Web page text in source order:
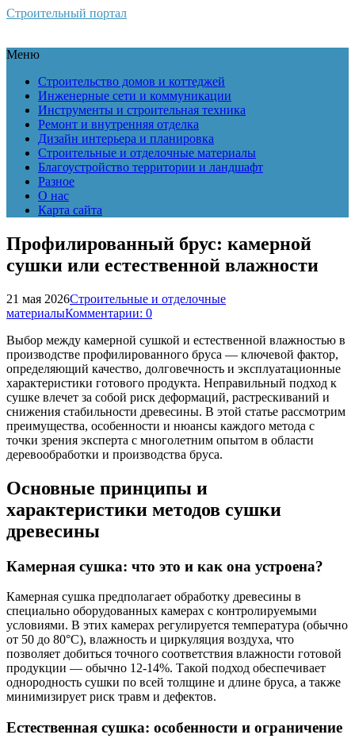
Строительный портал
Меню
Строительство домов и коттеджей
Инженерные сети и коммуникации
Инструменты и строительная техника
Ремонт и внутренняя отделка
Дизайн интерьера и планировка
Строительные и отделочные материалы
Благоустройство территории и ландшафт
Разное
О нас
Карта сайта
Профилированный брус: камерной
сушки или естественной влажности
21 мая 2026Строительные и отделочные
материалыКомментарии: 0
Выбор между камерной сушкой и естественной влажностью в
производстве профилированного бруса — ключевой фактор,
определяющий качество, долговечность и эксплуатационные
характеристики готового продукта. Неправильный подход к
сушке влечет за собой риск деформаций, растрескиваний и
снижения стабильности древесины. В этой статье рассмотрим
преимущества, особенности и нюансы каждого метода с
точки зрения эксперта с многолетним опытом в области
деревообработки и производства бруса.
Основные принципы и
характеристики методов сушки
древесины
Камерная сушка: что это и как она устроена?
Камерная сушка предполагает обработку древесины в
специально оборудованных камерах с контролируемыми
условиями. В этих камерах регулируется температура (обычно
от 50 до 80°C), влажность и циркуляция воздуха, что
позволяет добиться точного соответствия влажности готовой
продукции — обычно 12-14%. Такой подход обеспечивает
однородность сушки по всей толщине и длине бруса, а также
минимизирует риск травм и дефектов.
Естественная сушка: особенности и ограничение